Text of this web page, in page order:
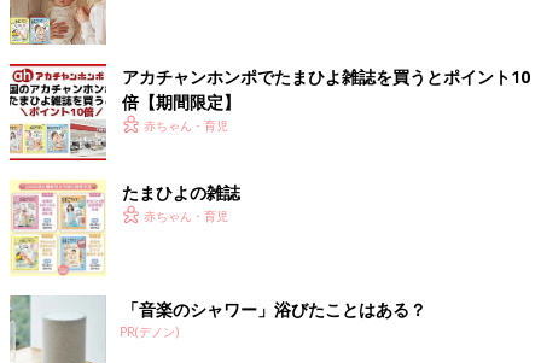
アカチャンホンポでたまひよ雑誌を買うとポイント10
倍【期間限定】
赤ちゃん・育児
たまひよの雑誌
赤ちゃん・育児
「音楽のシャワー」浴びたことはある？
PR(デノン)